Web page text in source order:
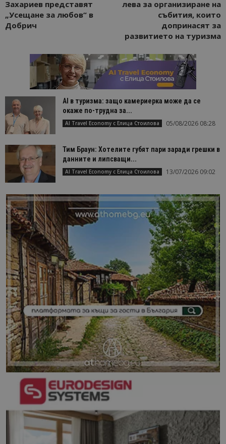
Захариев представят
„Усещане за любов“ в
Добрич
лева за организиране на
събития, които
допринасят за
развитието на туризма
AI в туризма: защо камериерка може да се
окаже по-трудна за...
AI Travel Economy с Елица Стоилова 05/08/2026 08:28
Тим Браун: Хотелите губят пари заради грешки в
данните и липсващи...
AI Travel Economy с Елица Стоилова 13/07/2026 09:02